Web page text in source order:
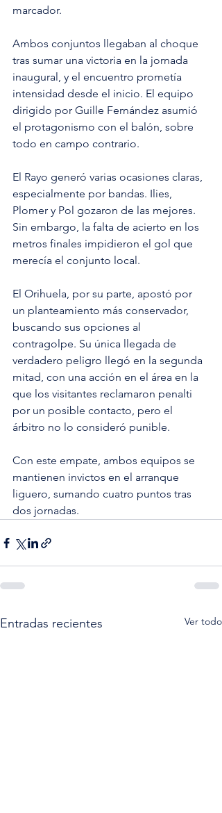
marcador.
Ambos conjuntos llegaban al choque
tras sumar una victoria en la jornada
inaugural, y el encuentro prometía
intensidad desde el inicio. El equipo
dirigido por Guille Fernández asumió
el protagonismo con el balón, sobre
todo en campo contrario.
El Rayo generó varias ocasiones claras,
especialmente por bandas. Ilies,
Plomer y Pol gozaron de las mejores.
Sin embargo, la falta de acierto en los
metros finales impidieron el gol que
merecía el conjunto local.
El Orihuela, por su parte, apostó por
un planteamiento más conservador,
buscando sus opciones al
contragolpe. Su única llegada de
verdadero peligro llegó en la segunda
mitad, con una acción en el área en la
que los visitantes reclamaron penalti
por un posible contacto, pero el
árbitro no lo consideró punible.
Con este empate, ambos equipos se
mantienen invictos en el arranque
liguero, sumando cuatro puntos tras
dos jornadas.
Entradas recientes Ver todo